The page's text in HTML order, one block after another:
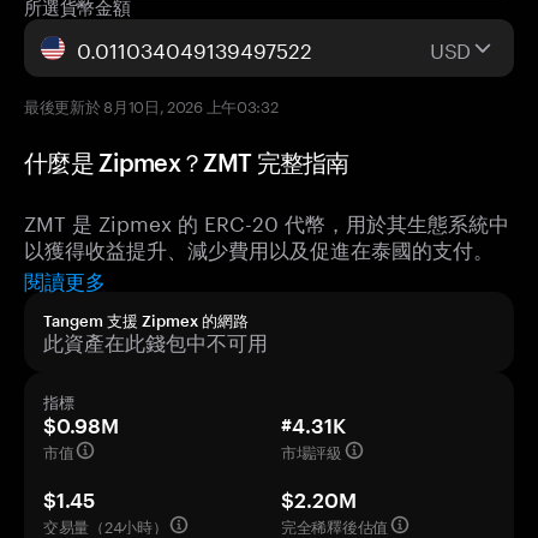
所選貨幣金額
USD
最後更新於 8月10日, 2026 上午03:32
什麼是 Zipmex？ZMT 完整指南
ZMT 是 Zipmex 的 ERC-20 代幣，用於其生態系統中
以獲得收益提升、減少費用以及促進在泰國的支付。
閱讀更多
Tangem 支援 Zipmex 的網路
此資產在此錢包中不可用
指標
$0.98M
市值
#4.31K
市場評級
$1.45
交易量（24小時）
$2.20M
完全稀釋後估值